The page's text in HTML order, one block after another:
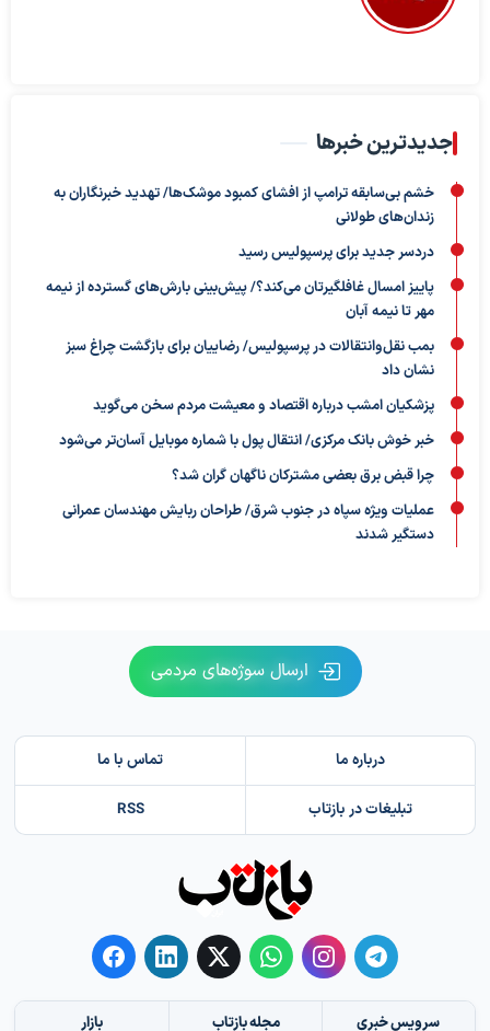
جدیدترین خبرها
خشم بی‌سابقه ترامپ از افشای کمبود موشک‌ها/ تهدید خبرنگاران به
زندان‌های طولانی
دردسر جدید برای پرسپولیس رسید
پاییز امسال غافلگیرتان می‌کند؟/ پیش‌بینی بارش‌های گسترده از نیمه
مهر تا نیمه آبان
بمب نقل‌وانتقالات در پرسپولیس/ رضاییان برای بازگشت چراغ سبز
نشان داد
پزشکیان امشب درباره اقتصاد و معیشت مردم سخن می‌گوید
خبر خوش بانک مرکزی/ انتقال پول با شماره موبایل آسان‌تر می‌شود
چرا قبض برق بعضی مشترکان ناگهان گران شد؟
عملیات ویژه سپاه در جنوب شرق/ طراحان ربایش مهندسان عمرانی
دستگیر شدند
ارسال سوژه‌های مردمی
درباره ما تماس با ما
تبلیغات در بازتاب RSS
سرویس خبری مجله بازتاب بازار